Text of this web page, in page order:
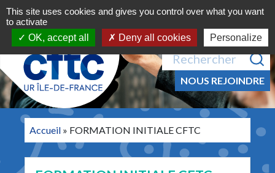
Aller au contenu
Navigation principale
MENU
Recherche pour :
NOUS REJOINDRE
Accueil » FORMATION INITIALE CFTC
This site uses cookies and gives you control over what you want
to activate
OK, accept all
Deny all cookies Personalize